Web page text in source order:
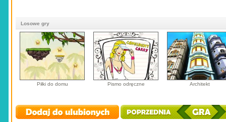
Losowe gry
Piłki do domu Pismo odręczne Architekt